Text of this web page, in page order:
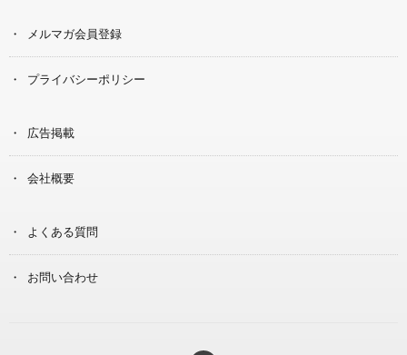
メルマガ会員登録
プライバシーポリシー
広告掲載
会社概要
よくある質問
お問い合わせ